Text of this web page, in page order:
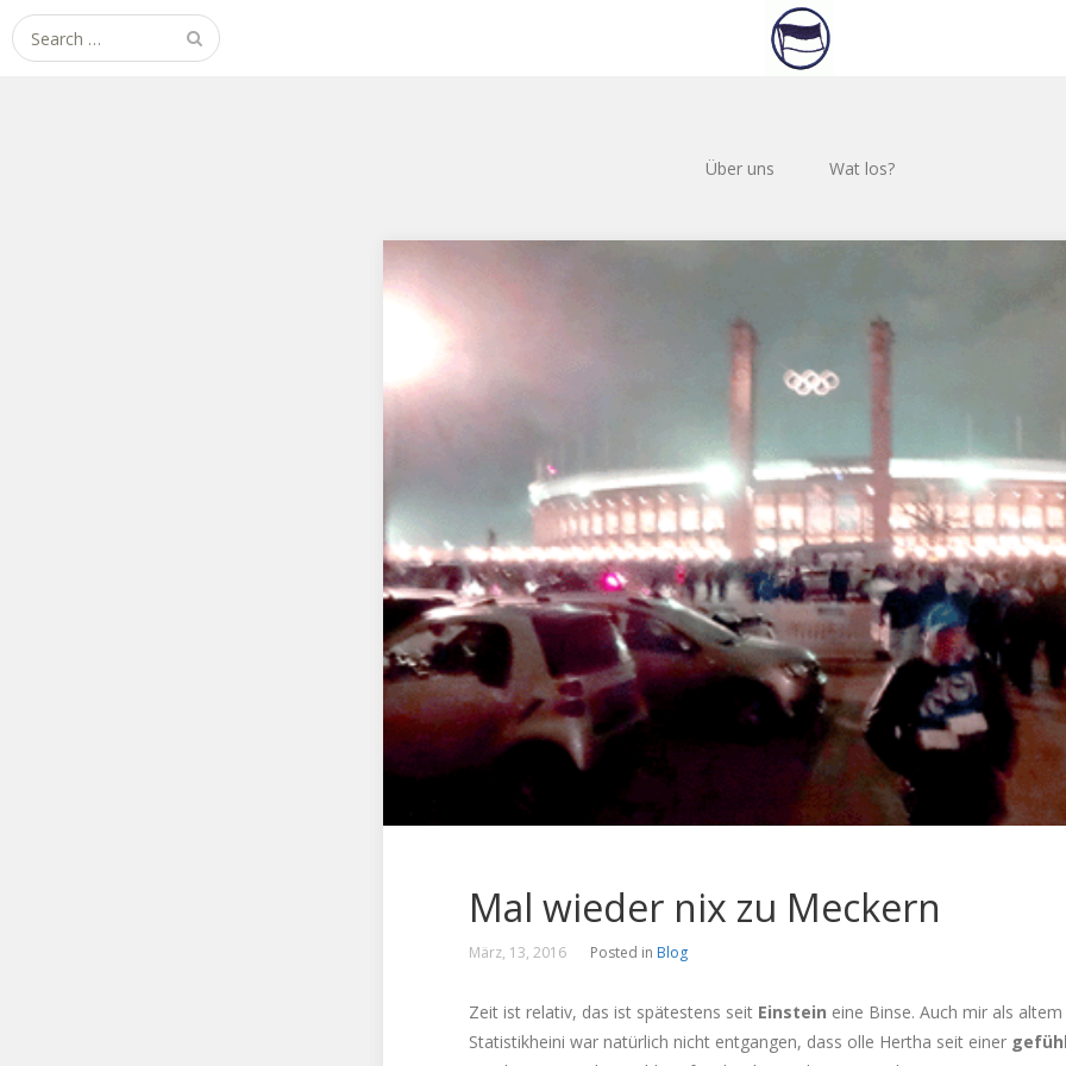
Search
for:
Über uns Wat los?
Mal wieder nix zu Meckern
März, 13, 2016 Posted in Blog
Zeit ist relativ, das ist spätestens seit Einstein eine Binse. Auch mir als altem
Statistikheini war natürlich nicht entgangen, dass olle Hertha seit einer